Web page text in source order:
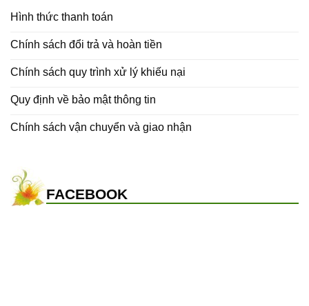
Hình thức thanh toán
Chính sách đổi trả và hoàn tiền
Chính sách quy trình xử lý khiếu nại
Quy định về bảo mật thông tin
Chính sách vận chuyển và giao nhận
FACEBOOK